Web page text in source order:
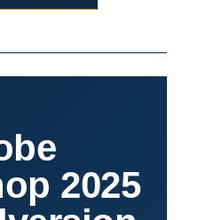
2025